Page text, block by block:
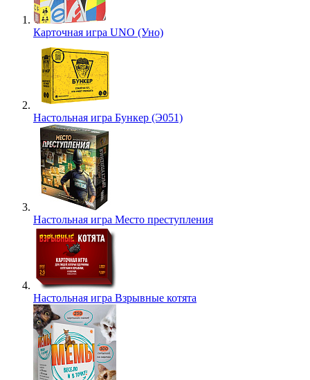
Карточная игра UNO (Уно)
Настольная игра Бункер (Э051)
Настольная игра Место преступления
Настольная игра Взрывные котята